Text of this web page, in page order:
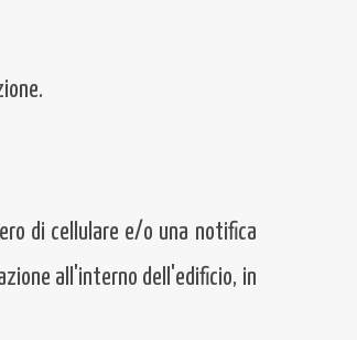
di cellulare e/o una notifica
all'interno dell'edificio, in